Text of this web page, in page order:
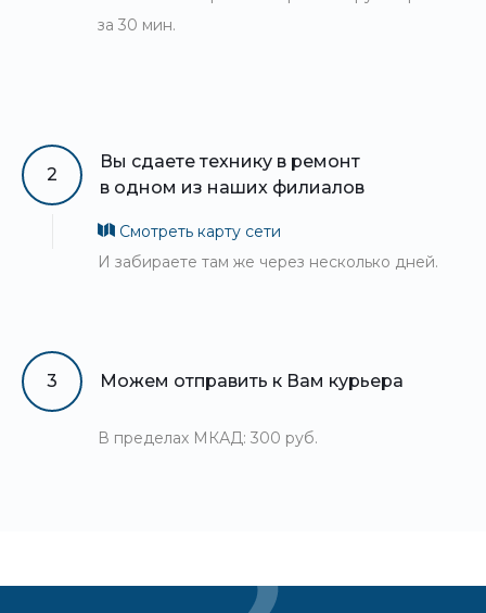
за 30 мин.
2
Вы сдаете технику в ремонт
в одном из наших филиалов
Смотреть карту сети
И забираете там же через несколько дней.
3 Можем отправить к Вам курьера
В пределах МКАД: 300 руб.